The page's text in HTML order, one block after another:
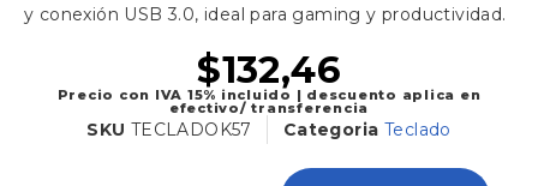
y conexión USB 3.0, ideal para gaming y productividad.
$132,46
Precio con IVA 15% incluido | descuento aplica en
efectivo/ transferencia
SKU TECLADOK57 Categoria Teclado